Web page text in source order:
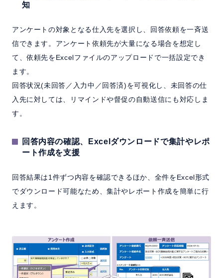
知
アンケートの対象となる仕入先を選択し、回答依頼を一斉送
信できます。アンケート依頼先が大量になる場合を想定し
て、依頼先をExcelファイルのアップロードで一括設定でき
ます。
回答状況(未回答／入力中／回答済)を可視化し、未回答の仕
入先に対しては、リマインドや督促の自動送信にも対応しま
す。
回答内容の確認、Excelダウンロードで集計やレポ
ート作成を支援
回答結果は1件ずつ内容を確認できるほか、全件をExcel形式
でダウンロード可能なため、集計やレポート作成を簡単に行
えます。